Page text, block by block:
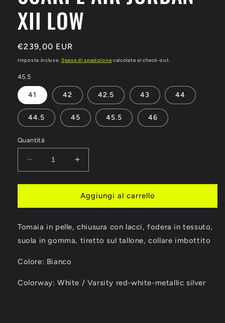
XII LOW
Prezzo
di
€239,00 EUR
Imposte incluse. Spese di spedizione calcolate al check-out.
45.5
41 42 42.5 43 44
44.5 45 45.5 46
Quantità
Diminuisci
quantità
per
AIR
XII
LOW
Aumenta
quantità
per
SCARPE
AIR
XII
LOW
Aggiungi al carrello
Tomaia in pelle, chiusura con lacci, fodera in tessuto,
suola in gomma, tiretto sul tallone, collare imbottito
Colore: Bianco
Colorway: White / Varsity red-white-metallic silver